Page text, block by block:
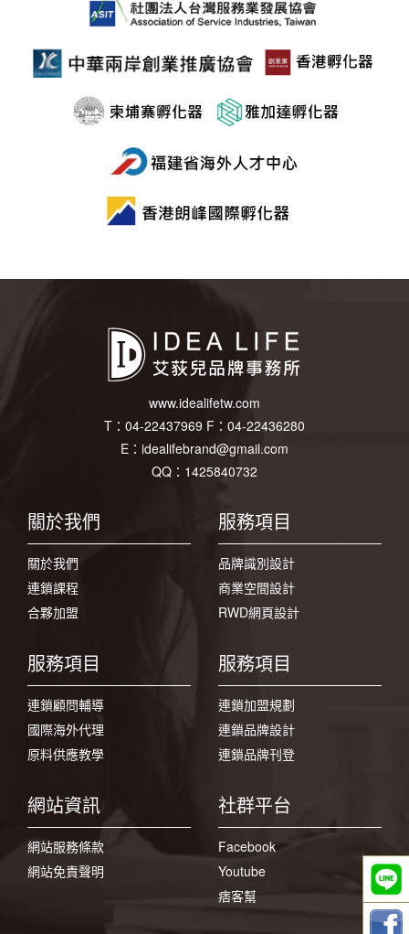
www.idealifetw.com
T： 04-22437969 F： 04-22436280
E： idealifebrand@gmail.com
QQ：1425840732
關於我們
關於我們
連鎖課程
合夥加盟
服務項目
品牌識別設計
商業空間設計
RWD網頁設計
服務項目
連鎖顧問輔導
國際海外代理
原料供應教學
服務項目
連鎖加盟規劃
連鎖品牌設計
連鎖品牌刊登
網站資訊
網站服務條款
網站免責聲明
社群平台
Facebook
Youtube
痞客幫